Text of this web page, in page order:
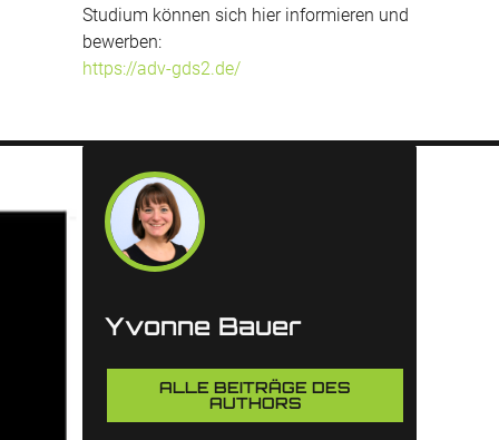
Studium können sich hier informieren und
bewerben:
https://adv-gds2.de/
Yvonne Bauer
ALLE BEITRÄGE DES
AUTHORS